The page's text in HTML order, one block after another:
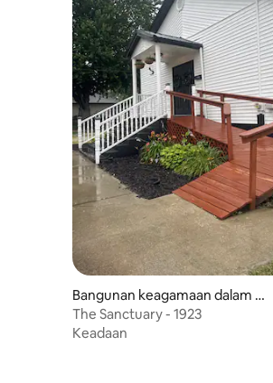
Bangunan keagamaan dalam L
awrenceville
The Sanctuary - 1923
Keadaan